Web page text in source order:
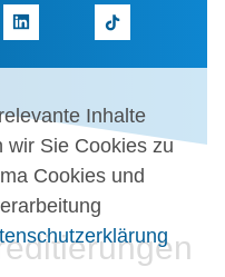
Inhalte
wir Sie Cookies zu
Cookies und